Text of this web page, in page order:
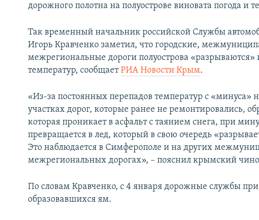
дорожного полотна на полуострове виновата погода и
Так временный начальник российской Службы
Игорь Кравченко заметил, что городские,
межрегиональные дороги полуострова «разрываются»
температур, сообщаетРИА Новости Крым.
«Из-за постоянных перепадов температур с «минуса»
участках дорог, которые ранее не ремонтировались,
которая проникает в асфальт с таянием снега, при
превращается в лед, который в свою очередь
Это наблюдается в Симферополе и на других
межрегиональных дорогах», – пояснил крымский
По словам Кравченко, с 4 января дорожные службы
образовавшихся ям.